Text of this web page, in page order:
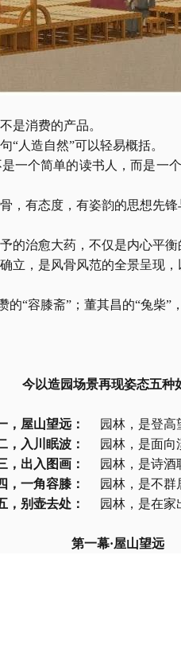
是消费的产品。
“人造自然”可以轻易概括。
一个简单的读书人，而是一
，有态度，有姿韵的思想先锋
的治愈大药，不仅是内心平衡
立，是风骨风范的全景呈现，
瓒的“容膝斋”；董其昌的“
今以造园场景再现姿态五种
，屋山望远：
园林，是登高
，入川眠波：
园林，是面向
，出入图画：
园林，是诗酒
，一角容膝：
园林，是不群
，别壶去处：
园林，是在家
第一幕·屋山望远